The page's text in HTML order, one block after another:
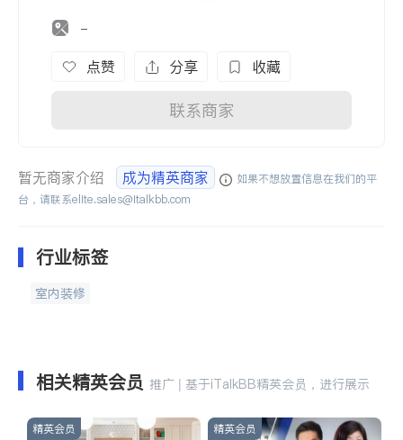
-
点赞 分享 收藏
联系商家
暂无商家介绍 成为精英商家
如果不想放置信息在我们的平
台，请联系elite.sales@italkbb.com
行业标签
室内装修
相关精英会员 推广 | 基于iTalkBB精英会员，进行展示
精英会员 精英会员